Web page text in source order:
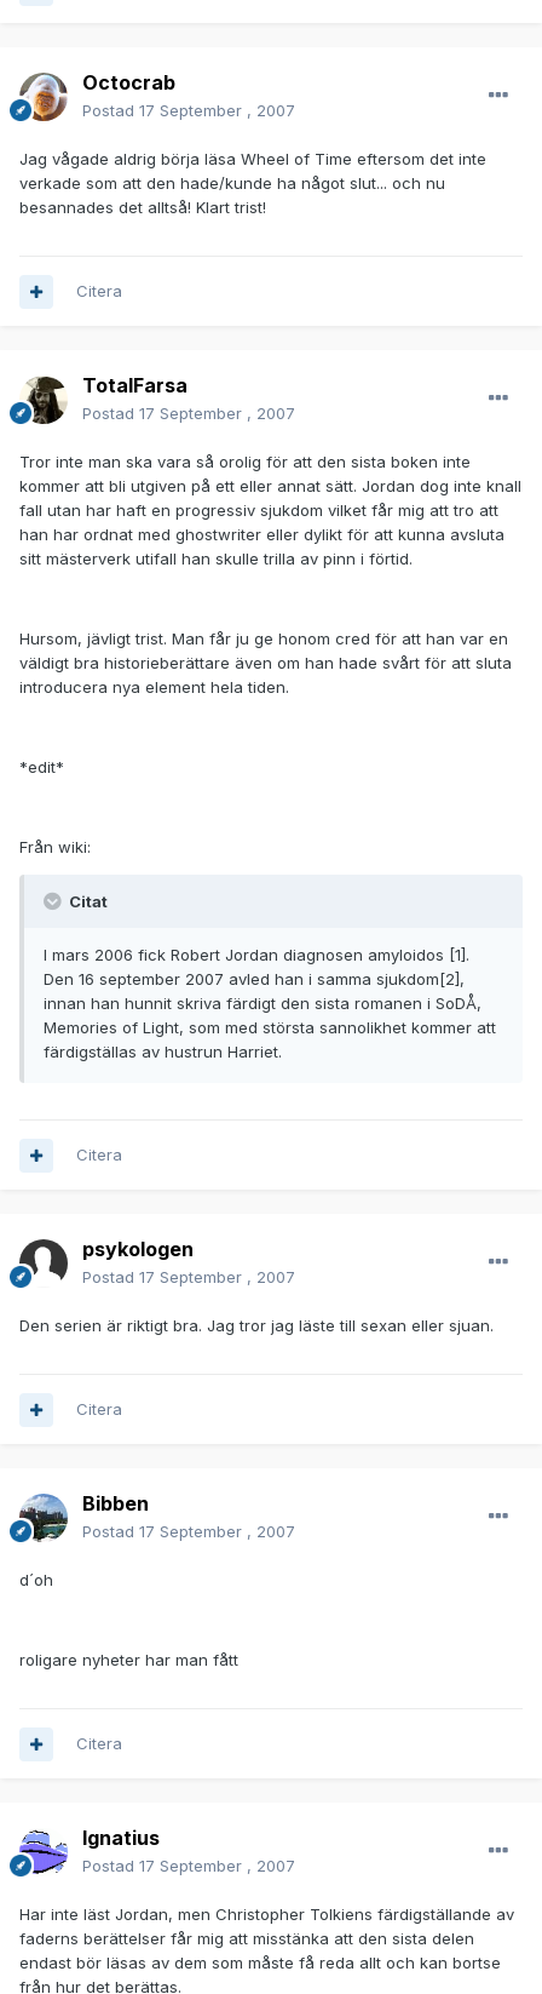
Octocrab
Postad 17 September , 2007
Jag vågade aldrig börja läsa Wheel of Time eftersom det inte
verkade som att den hade/kunde ha något slut... och nu
besannades det alltså! Klart trist!
Citera
TotalFarsa
Postad 17 September , 2007
Tror inte man ska vara så orolig för att den sista boken inte
kommer att bli utgiven på ett eller annat sätt. Jordan dog inte knall
fall utan har haft en progressiv sjukdom vilket får mig att tro att
han har ordnat med ghostwriter eller dylikt för att kunna avsluta
sitt mästerverk utifall han skulle trilla av pinn i förtid.
Hursom, jävligt trist. Man får ju ge honom cred för att han var en
väldigt bra historieberättare även om han hade svårt för att sluta
introducera nya element hela tiden.
*edit*
Från wiki:
Citat
I mars 2006 fick Robert Jordan diagnosen amyloidos [1].
Den 16 september 2007 avled han i samma sjukdom[2],
innan han hunnit skriva färdigt den sista romanen i SoDÅ,
Memories of Light, som med största sannolikhet kommer att
färdigställas av hustrun Harriet.
Citera
psykologen
Postad 17 September , 2007
Den serien är riktigt bra. Jag tror jag läste till sexan eller sjuan.
Citera
Bibben
Postad 17 September , 2007
d´oh
roligare nyheter har man fått
Citera
Ignatius
Postad 17 September , 2007
Har inte läst Jordan, men Christopher Tolkiens färdigställande av
faderns berättelser får mig att misstänka att den sista delen
endast bör läsas av dem som måste få reda allt och kan bortse
från hur det berättas.